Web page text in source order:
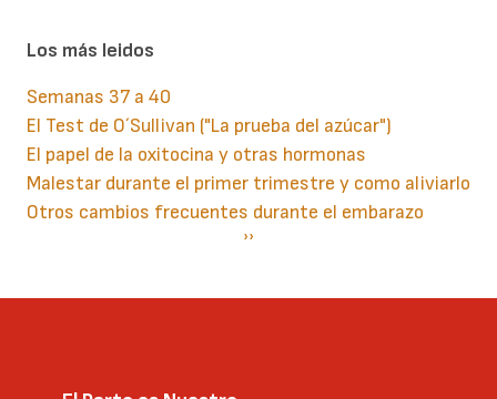
Los más leidos
Semanas 37 a 40
El Test de O´Sullivan ("La prueba del azúcar")
El papel de la oxitocina y otras hormonas
Malestar durante el primer trimestre y como aliviarlo
Otros cambios frecuentes durante el embarazo
Siguiente
››